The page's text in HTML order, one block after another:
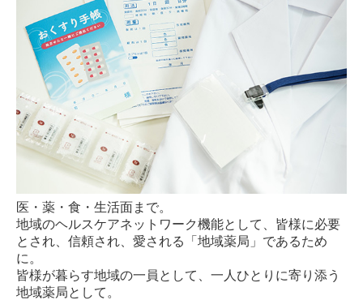
医・薬・食・生活面まで。
地域のヘルスケアネットワーク機能として、皆様に必要
とされ、信頼され、愛される「地域薬局」であるため
に。
皆様が暮らす地域の一員として、一人ひとりに寄り添う
地域薬局として。